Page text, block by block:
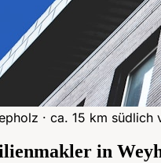
· ca. 15 km südlich
in